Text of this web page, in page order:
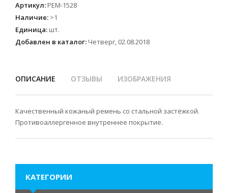
Артикул: РЕМ-1528
Наличие: >1
Единица: шт.
Добавлен в каталог: Четверг, 02.08.2018
ОПИСАНИЕ ОТЗЫВЫ ИЗОБРАЖЕНИЯ
Качественный кожаный ремень со стальной застёжкой.
Противоаллергенное внутреннее покрытие.
КАТЕГОРИИ